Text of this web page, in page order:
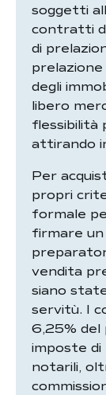
soggetti
contratti
di
degli
libero
flessibilità
attirando
Per
propri
formale
firmare
vendita
siano
servitù. I
6,25% del
imposte
notarili,